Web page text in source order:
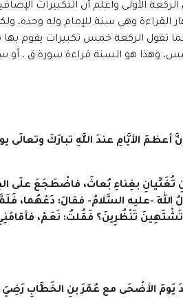
الركعة الأولى واعلم أن التكبيرات
القراءة وهي سنة للإمام وله وحده،
تقول الركعة خمس تكبيرات يقوم
وهذا هو السنة قراءة سورة ق ، أو
أعظمَ الأيَّامِ عندَ اللَّهِ تبارَكَ وتعالَى
تُغَنِّيانِ بغِناءِ بُعاثَ، فاضْطَجَعَ علَى
اللهِ -عليه السَّلامُ- فقالَ: دَعْهُما،
تَشْتَهِينَ تَنْظُرِينَ؟ فَقُلتُ: نَعَمْ،
يَومَ الأضْحَى مع عُمَرَ بنِ الخَطَّابِ رَضِيَ